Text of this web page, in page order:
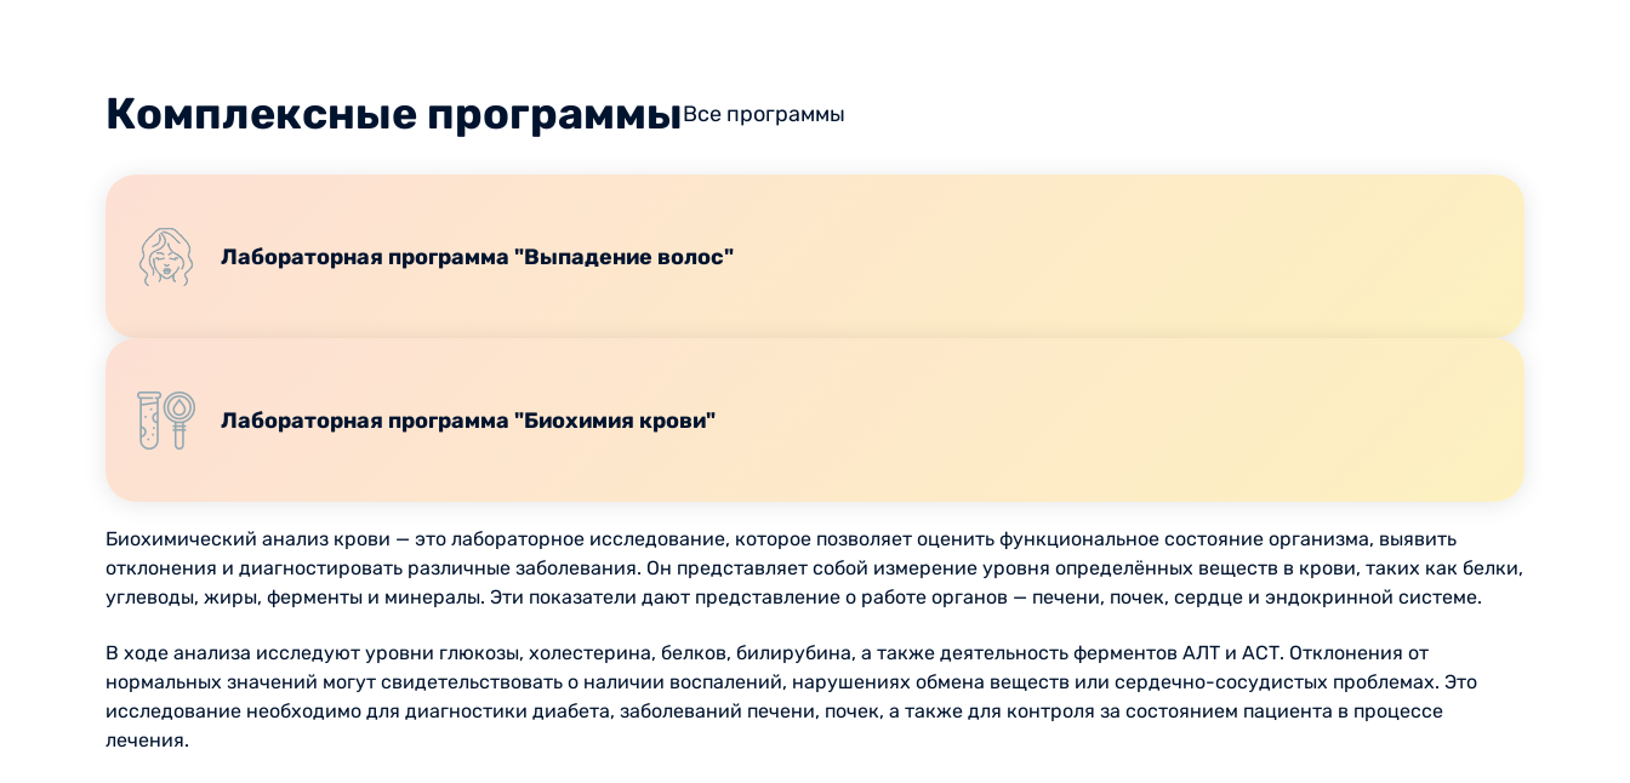
Комплексные программыВсе программы
Лабораторная программа "Выпадение волос"
Лабораторная программа "Биохимия крови"
Биохимический анализ крови — это лабораторное исследование, которое позволяет оценить функциональное состояние организма, выявить
отклонения и диагностировать различные заболевания. Он представляет собой измерение уровня определённых веществ в крови, таких как белки,
углеводы, жиры, ферменты и минералы. Эти показатели дают представление о работе органов — печени, почек, сердце и эндокринной системе.
В ходе анализа исследуют уровни глюкозы, холестерина, белков, билирубина, а также деятельность ферментов АЛТ и АСТ. Отклонения от
нормальных значений могут свидетельствовать о наличии воспалений, нарушениях обмена веществ или сердечно-сосудистых проблемах. Это
исследование необходимо для диагностики диабета, заболеваний печени, почек, а также для контроля за состоянием пациента в процессе
лечения.